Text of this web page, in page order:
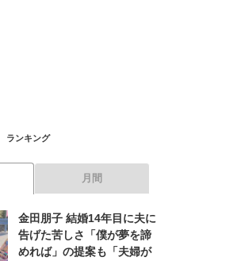
ランキング
月間
金田朋子 結婚14年目に夫に
告げた苦しさ「僕が夢を諦
めれば」の提案も「夫婦が